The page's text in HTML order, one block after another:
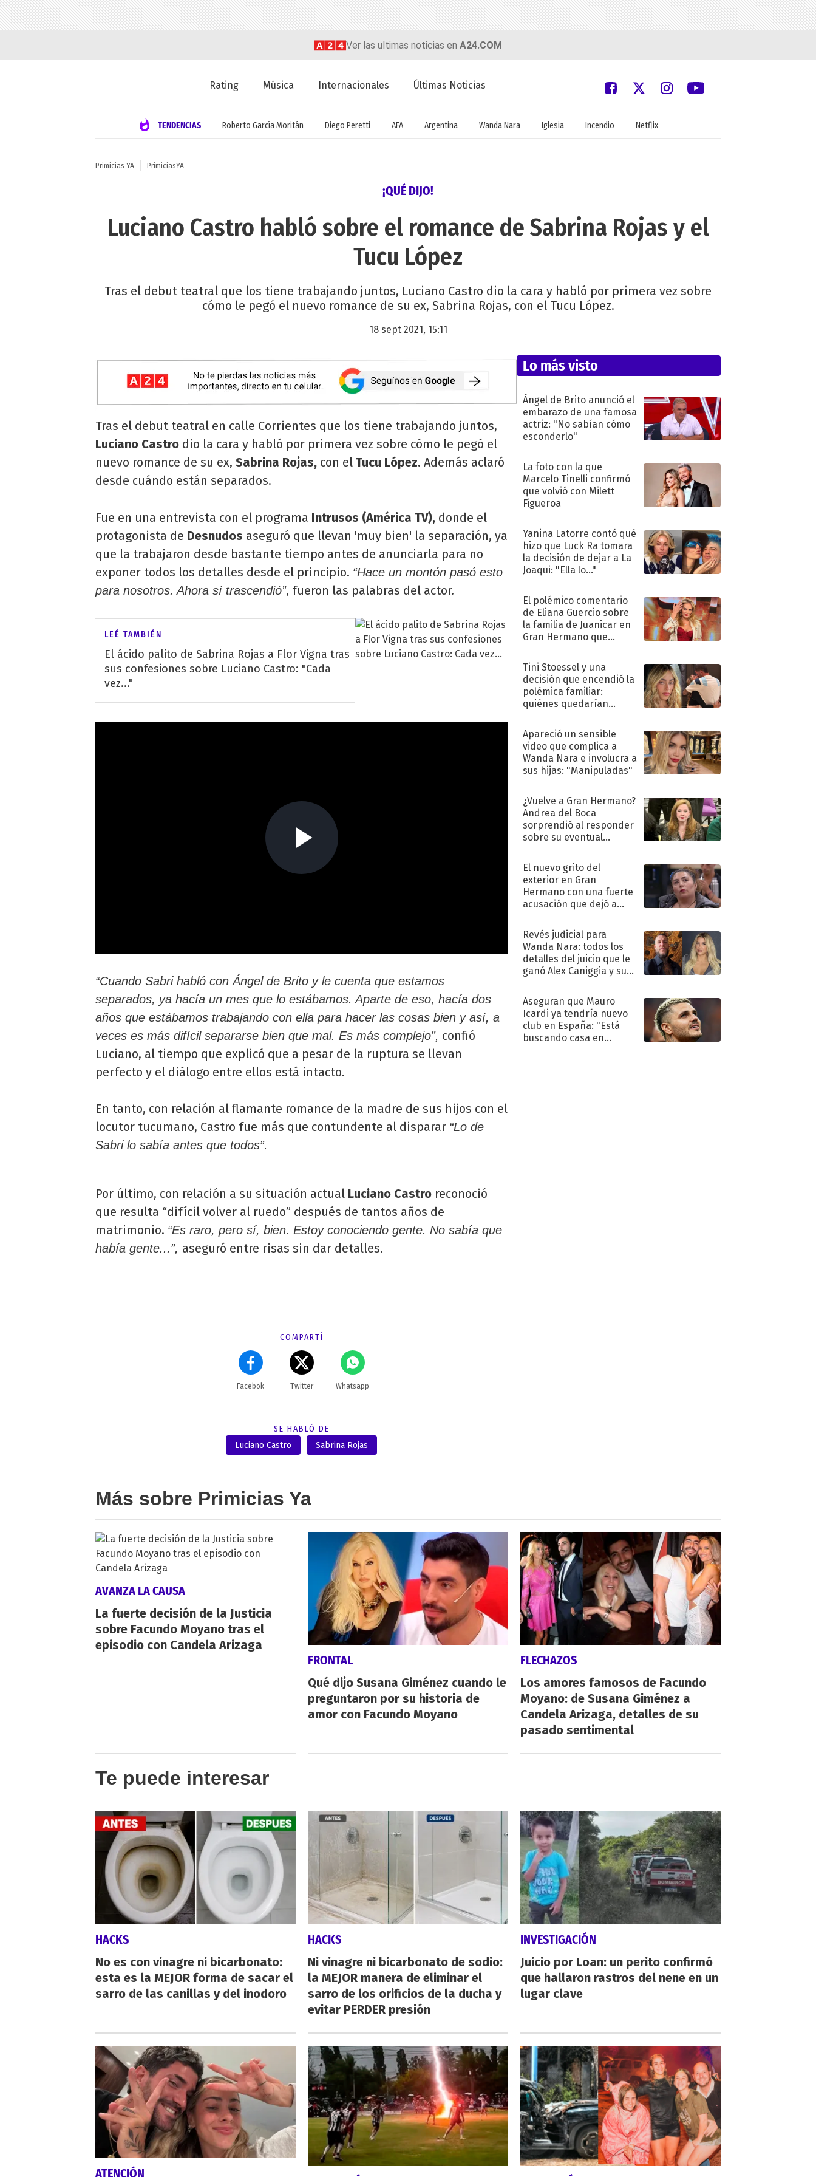
Ver las ultimas noticias en A24.COM
Rating Música Internacionales Últimas Noticias
TENDENCIAS Roberto García Moritán Diego Peretti AFA Argentina Wanda Nara Iglesia Incendio Netflix
Primicias YA PrimiciasYA
¡QUÉ DIJO!
Luciano Castro habló sobre el romance de Sabrina Rojas y el
Tucu López
Tras el debut teatral que los tiene trabajando juntos, Luciano Castro dio la cara y habló por primera vez sobre
cómo le pegó el nuevo romance de su ex, Sabrina Rojas, con el Tucu López.
18 sept 2021, 15:11
Tras el debut teatral en calle Corrientes que los tiene trabajando juntos,
Luciano Castro dio la cara y habló por primera vez sobre cómo le pegó el
nuevo romance de su ex, Sabrina Rojas, con el Tucu López. Además aclaró
desde cuándo están separados.
Fue en una entrevista con el programa Intrusos (América TV), donde el
protagonista de Desnudos aseguró que llevan 'muy bien' la separación, ya
que la trabajaron desde bastante tiempo antes de anunciarla para no
exponer todos los detalles desde el principio. “Hace un montón pasó esto
para nosotros. Ahora sí trascendió”, fueron las palabras del actor.
LEÉ TAMBIÉN
El ácido palito de Sabrina Rojas a Flor Vigna tras
sus confesiones sobre Luciano Castro: "Cada
vez..."
“Cuando Sabri habló con Ángel de Brito y le cuenta que estamos
separados, ya hacía un mes que lo estábamos. Aparte de eso, hacía dos
años que estábamos trabajando con ella para hacer las cosas bien y así, a
veces es más difícil separarse bien que mal. Es más complejo”, confió
Luciano, al tiempo que explicó que a pesar de la ruptura se llevan
perfecto y el diálogo entre ellos está intacto.
En tanto, con relación al flamante romance de la madre de sus hijos con el
locutor tucumano, Castro fue más que contundente al disparar “Lo de
Sabri lo sabía antes que todos”.
Por último, con relación a su situación actual Luciano Castro reconoció
que resulta “difícil volver al ruedo” después de tantos años de
matrimonio. “Es raro, pero sí, bien. Estoy conociendo gente. No sabía que
había gente...”, aseguró entre risas sin dar detalles.
COMPARTÍ
Facebok Twitter Whatsapp
SE HABLÓ DE
Luciano Castro
Sabrina Rojas
Lo más visto
Ángel de Brito anunció el
embarazo de una famosa
actriz: "No sabían cómo
esconderlo"
La foto con la que
Marcelo Tinelli confirmó
que volvió con Milett
Figueroa
Yanina Latorre contó qué
hizo que Luck Ra tomara
la decisión de dejar a La
Joaqui: "Ella lo..."
El polémico comentario
de Eliana Guercio sobre
la familia de Juanicar en
Gran Hermano que
Tini Stoessel y una
decisión que encendió la
polémica familiar:
quiénes quedarían
Apareció un sensible
video que complica a
Wanda Nara e involucra a
sus hijas: "Manipuladas"
¿Vuelve a Gran Hermano?
Andrea del Boca
sorprendió al responder
sobre su eventual
El nuevo grito del
exterior en Gran
Hermano con una fuerte
acusación que dejó a
"Traidora"
Revés judicial para
Wanda Nara: todos los
detalles del juicio que le
ganó Alex Caniggia y sus
Aseguran que Mauro
Icardi ya tendría nuevo
club en España: "Está
buscando casa en
Más sobre Primicias Ya
AVANZA LA CAUSA
La fuerte decisión de la Justicia
sobre Facundo Moyano tras el
episodio con Candela Arizaga
FRONTAL
Qué dijo Susana Giménez cuando le
preguntaron por su historia de
amor con Facundo Moyano
FLECHAZOS
Los amores famosos de Facundo
Moyano: de Susana Giménez a
Candela Arizaga, detalles de su
pasado sentimental
Te puede interesar
HACKS
No es con vinagre ni bicarbonato:
esta es la MEJOR forma de sacar el
sarro de las canillas y del inodoro
HACKS
Ni vinagre ni bicarbonato de sodio:
la MEJOR manera de eliminar el
sarro de los orificios de la ducha y
evitar PERDER presión
INVESTIGACIÓN
Juicio por Loan: un perito confirmó
que hallaron rastros del nene en un
lugar clave
ATENCIÓN